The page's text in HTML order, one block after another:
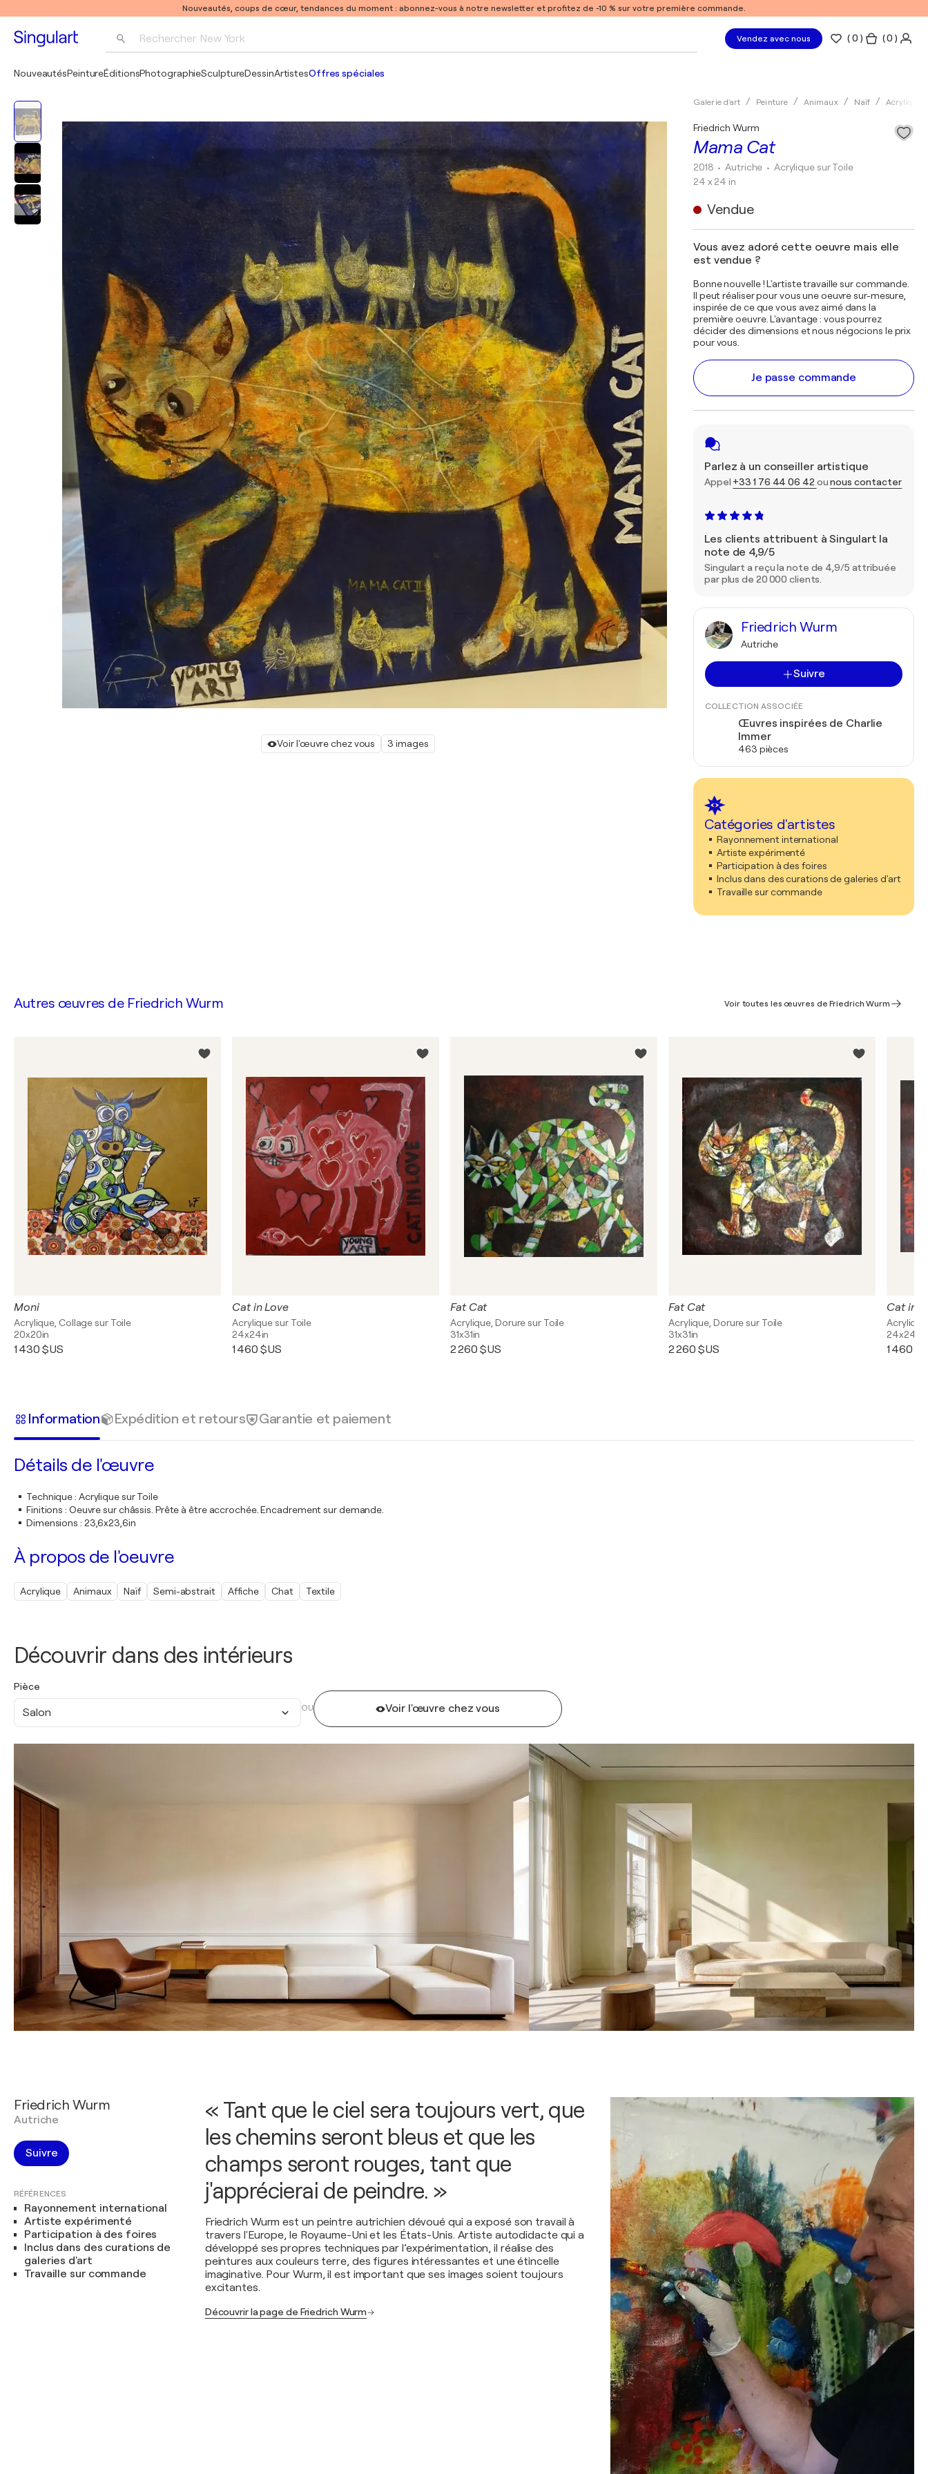
Nouveautés, coups de cœur, tendances du moment : abonnez-vous à notre newsletter et profitez de -10 % sur votre première commande.
Rechercher New York
Pablo Picasso
Vendez avec nous (0 ) ( 0 )
NouveautésPeintureÉditionsPhotographieSculptureDessinArtistesOffres spéciales
Voir l'œuvre chez vous 3 images
Galerie d'art Peinture Animaux Naïf Acrylique
Mama Cat
Friedrich Wurm
2018 • Autriche • Acrylique sur Toile
24 x 24 in
Vendue
Vous avez adoré cette oeuvre mais elle
est vendue ?
Bonne nouvelle ! L'artiste travaille sur commande.
Il peut réaliser pour vous une oeuvre sur-mesure,
inspirée de ce que vous avez aimé dans la
première oeuvre. L'avantage : vous pourrez
décider des dimensions et nous négocions le prix
pour vous.
Je passe commande
Parlez à un conseiller artistique
Appel +33 1 76 44 06 42 ounous contacter
Les clients attribuent à Singulart la
note de 4,9/5
Singulart a reçu la note de 4,9/5 attribuée
par plus de 20 000 clients.
Friedrich Wurm
Autriche
Suivre
COLLECTION ASSOCIÉE
Œuvres inspirées de Charlie
Immer
463 pièces
Catégories d'artistes
Rayonnement international
Artiste expérimenté
Participation à des foires
Inclus dans des curations de galeries d'art
Travaille sur commande
Découvrir dans des intérieurs
Pièce
Salon OU Voir l'œuvre chez vous
Autres œuvres de Friedrich Wurm Voir toutes les œuvres de Friedrich Wurm
Moni
Acrylique, Collage sur Toile
20x20in
1 430 $US
Cat in Love
Acrylique sur Toile
24x24in
1 460 $US
Fat Cat
Acrylique, Dorure sur Toile
31x31in
2 260 $US
Fat Cat
Acrylique, Dorure sur Toile
31x31in
2 260 $US
Cat in
24x24in
1 460
Information Expédition et retours Garantie et paiement
Détails de l'œuvre
Technique: Acrylique sur Toile
Finitions : Oeuvre sur châssis. Prête à être accrochée. Encadrement sur demande.
Dimensions : 23,6x23,6in
À propos de l'oeuvre
Acrylique Animaux Naïf Semi-abstrait Affiche Chat Textile
Friedrich Wurm
Autriche
Suivre
RÉFÉRENCES
Rayonnement international
Artiste expérimenté
Participation à des foires
Inclus dans des curations de
galeries d'art
Travaille sur commande
« Tant que le ciel sera toujours vert, que
les chemins seront bleus et que les
champs seront rouges, tant que
j'apprécierai de peindre. »
Friedrich Wurm est un peintre autrichien dévoué qui a exposé son travail à
travers l'Europe, le Royaume-Uni et les États-Unis. Artiste autodidacte qui a
développé ses propres techniques par l’expérimentation, il réalise des
peintures aux couleurs terre, des figures intéressantes et une étincelle
imaginative. Pour Wurm, il est important que ses images soient toujours
excitantes.
Découvrir la page de Friedrich Wurm